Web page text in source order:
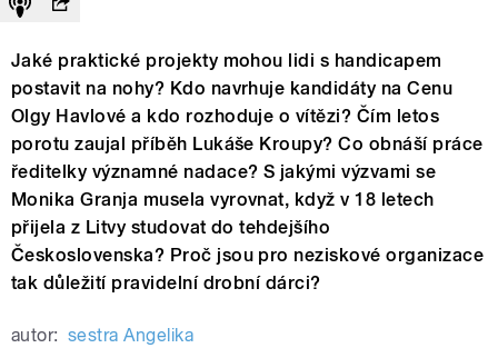
Jaké praktické projekty mohou lidi s handicapem
postavit na nohy? Kdo navrhuje kandidáty na Cenu
Olgy Havlové a kdo rozhoduje o vítězi? Čím letos
porotu zaujal příběh Lukáše Kroupy? Co obnáší práce
ředitelky významné nadace? S jakými výzvami se
Monika Granja musela vyrovnat, když v 18 letech
přijela z Litvy studovat do tehdejšího
Československa? Proč jsou pro neziskové organizace
tak důležití pravidelní drobní dárci?
autor: sestra Angelika